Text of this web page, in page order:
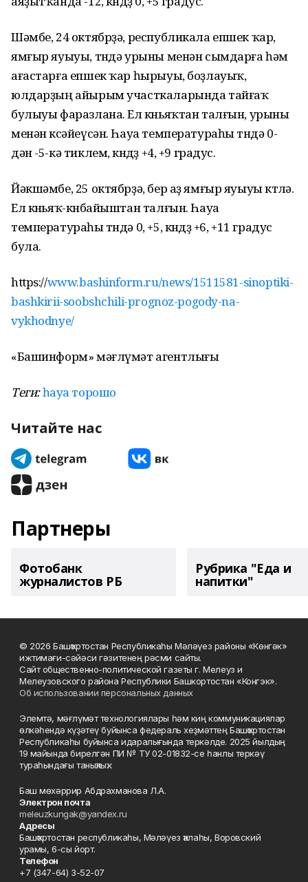
Шәмбе, 24 октябрҙә, республикала епшек ҡар,
ямғыр яуыуы, төндә урыны менән сымдарға һәм
ағастарға епшек ҡар һырыуы, боҙлауыҡ,
юлдарҙың айырым участкаларында тайғаҡ
булыуы фаразлана. Ел көньяҡтан талғын, урыны
менән көсәйеүсән. Һауа температураһы төндә 0-
дән -5-кә тиклем, көндөҙ +4, +9 градус.
Йәкшәмбе, 25 октябрҙә, бер аҙ ямғыр яуыуы көтөлә.
Ел көньяҡ-көнбайыштан талғын. Һауа
температураһы төндә 0, +5, көндөҙ +6, +11 градус
була.
https://www.bashinform.ru/news/1511581-sinoptiki-
bashkirii-soobshchili-prognoz-pogody-na-
vykhodnye/
«Башинформ» мәғлүмәт агентлығы
Теги:һауа торошо
Читайте нас
Партнеры
Фотобанк
журналистов РБ
Рубрика "Еда и
напитки"
© 2026 Башҡортостан Республикаһы Мәләүез районы «Көнгәк»
ижтимағи-сәйәси гәзитенең рәсми сайты.
Сайт общественно-политической газеты г. Мелеуз и
Мелеузовского района Республики Башкортостан «Конгэк».
Об использовании персональных данных
Элемтә, мәғлүмәт технологиялары һәм киң коммуникациялар
өлкәһендә күҙәтеү буйынса федераль хеҙмәттең Башҡортостан
Республикаһы буйынса идаралығында теркәлде. 2025 йылдың
19 майында бирелгән ПИ № ТУ 02-01832-се һанлы теркәү
тураһындағы таныҡлыҡ.
Баш мөхәррир Абдрахманова Л.А.
Электрон почта
meleuzkungak@yandex.ru
Адресы
Башҡортостан республикаһы, Мәләүез ҡалаһы, Воровский
урамы, 6-сы йорт.
Телефон
+7 (347-64) 3-52-07